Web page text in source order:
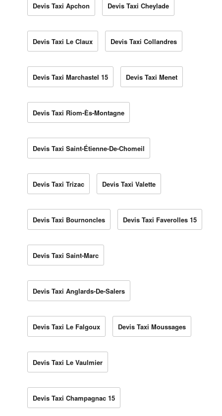
Devis Taxi Apchon Devis Taxi Cheylade
Devis Taxi Le Claux Devis Taxi Collandres
Devis Taxi Marchastel 15 Devis Taxi Menet
Devis Taxi Riom-Ès-Montagne
Devis Taxi Saint-Étienne-De-Chomeil
Devis Taxi Trizac Devis Taxi Valette
Devis Taxi Bournoncles Devis Taxi Faverolles 15
Devis Taxi Saint-Marc
Devis Taxi Anglards-De-Salers
Devis Taxi Le Falgoux Devis Taxi Moussages
Devis Taxi Le Vaulmier
Devis Taxi Champagnac 15